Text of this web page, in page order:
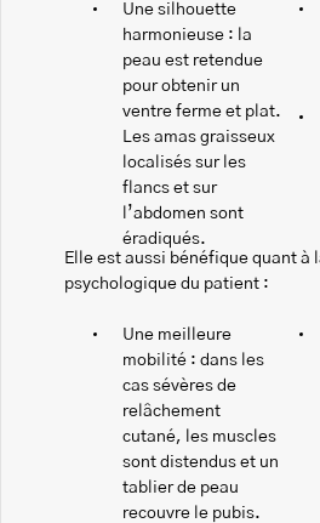
Une silhouette
harmonieuse : la
peau est retendue
pour obtenir un
ventre ferme et plat.
Les amas graisseux
localisés sur les
flancs et sur
l’abdomen sont
éradiqués.
Elle est aussi bénéfique quant à
psychologique du patient :
Une meilleure
mobilité : dans les
cas sévères de
relâchement
cutané, les muscles
sont distendus et un
tablier de peau
recouvre le pubis.